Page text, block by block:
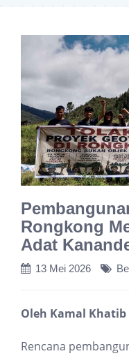
Rongkong
Adat
13 Mei 2026
Oleh Kamal Khatib
Rencana